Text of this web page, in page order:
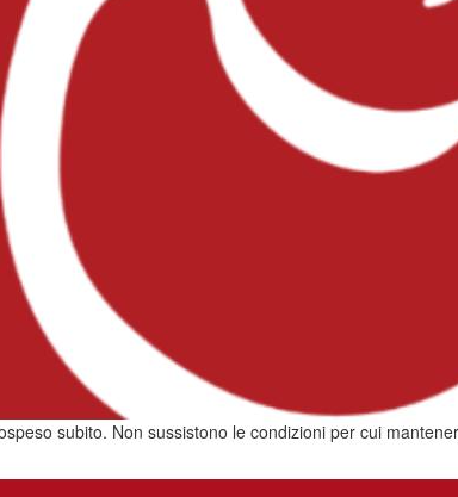
subito. Non sussistono le condizioni per cui